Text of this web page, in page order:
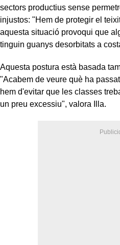
sectors productius sense
injustos: "Hem de protegir el
aquesta situació provoqui que
tinguin guanys desorbitats a
Aquesta postura està basada
"Acabem de veure què ha
hem d'evitar que les classes
un preu excessiu", valora Illa.